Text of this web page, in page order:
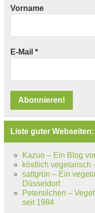
Vorname
E-Mail *
Liste guter Webseiten:
Kazuo – Ein Blog
köstlich vegetarisch
sattgrün – Ein
Düsseldorf
Petersilchen –
seit 1984